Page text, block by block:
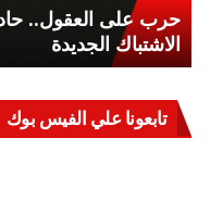
حرب على العقول..
الاشتباك الجديدة
تابعونا علي الفيس بوك